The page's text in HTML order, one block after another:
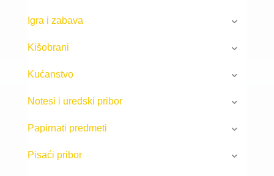
Igra i zabava
Kišobrani
Kućanstvo
Notesi i uredski pribor
Papirnati predmeti
Pisaći pribor